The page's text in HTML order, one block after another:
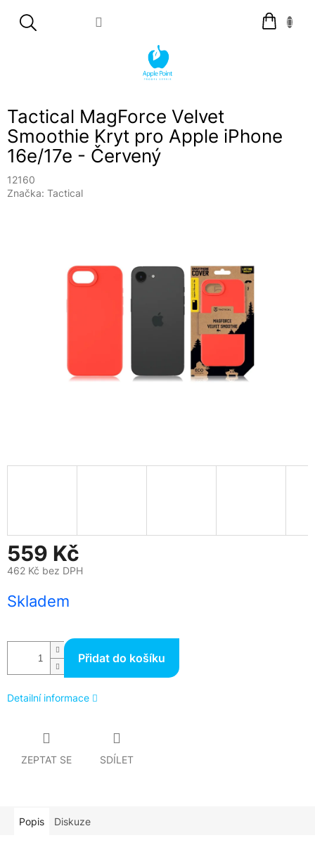
Nákupní
košík
Tactical MagForce Velvet
Smoothie Kryt pro Apple iPhone
16e/17e - Červený
12160
Značka: Tactical
559 Kč
462 Kč bez DPH
cena:
Skladem
Přidat do košíku
Detailní informace
ZEPTAT SE SDÍLET
Popis Diskuze